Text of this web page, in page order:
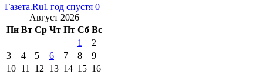
Газета.Ru1 год спустя 0
Август 2026
Пн Вт Ср Чт Пт Сб Вс
1
2
3
4 5 6 7 8
9
10 11 12 13 14 15 16